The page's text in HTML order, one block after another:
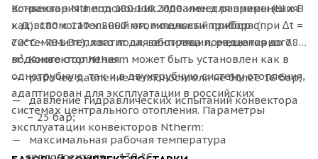
встраивания в подоконник. Идеален для применения
как вспомогательный отопительный прибор с
системами тёплого пола, вентиляции, радиаторного
водяного отопления.
Конвектор Ntherm 180.110.2000 имеет размеры (Ш x В
x Д): 180 х 110 х 2000 мм, мощности прибора (при ∆t =
70°C - 781 Вт.), хватит для обогрева помещения до 7.8
м². Конвектор Ntherm может быть установлен как в
однотрубную, так и в двухтрубную систему отопления,
адаптирован для эксплуатации в российских
системах центрального отопления. Параметры
эксплуатации конвекторов Ntherm:
рабочее давление теплоносителя не более 16 бар;
давление гидравлических испытаний конвектора
– 25 бар;
максимальная рабочая температура